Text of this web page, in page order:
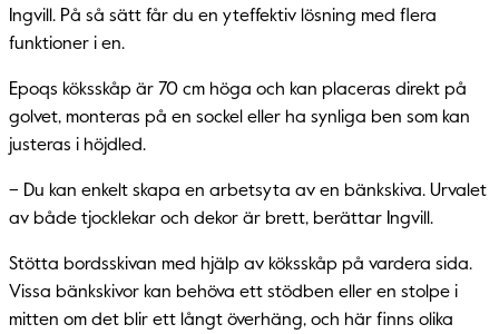
Ingvill. På så sätt får du en yteffektiv lösning med flera
funktioner i en.
Epoqs köksskåp är 70 cm höga och kan placeras direkt på
golvet, monteras på en sockel eller ha synliga ben som kan
justeras i höjdled.
– Du kan enkelt skapa en arbetsyta av en bänkskiva. Urvalet
av både tjocklekar och dekor är brett, berättar Ingvill.
Stötta bordsskivan med hjälp av köksskåp på vardera sida.
Vissa bänkskivor kan behöva ett stödben eller en stolpe i
mitten om det blir ett långt överhäng, och här finns olika